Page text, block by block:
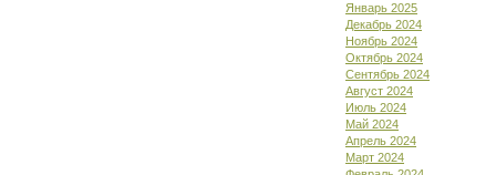
Январь 2025
Декабрь 2024
Ноябрь 2024
Октябрь 2024
Сентябрь 2024
Август 2024
Июль 2024
Май 2024
Апрель 2024
Март 2024